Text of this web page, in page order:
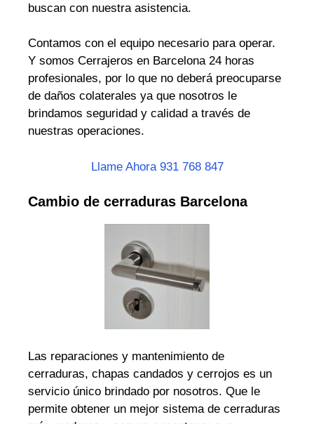
buscan con nuestra asistencia.
Contamos con el equipo necesario para operar.
Y somos Cerrajeros en Barcelona 24 horas
profesionales, por lo que no deberá preocuparse
de daños colaterales ya que nosotros le
brindamos seguridad y calidad a través de
nuestras operaciones.
Llame Ahora 931 768 847
Cambio de cerraduras Barcelona
Las reparaciones y mantenimiento de
cerraduras, chapas candados y cerrojos es un
servicio único brindado por nosotros. Que le
permite obtener un mejor sistema de cerraduras